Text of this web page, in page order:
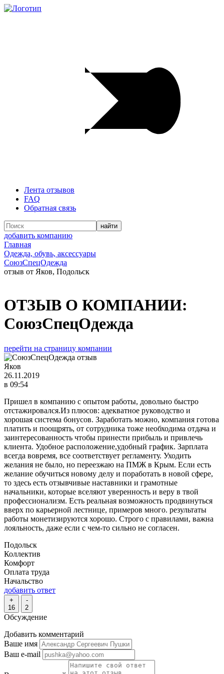
Лента отзывов
FAQ
Обратная связь
добавить компанию
Главная
Одежда, обувь, аксессуары
СоюзСпецОдежда
отзыв от Яков, Подольск
ОТЗЫВ О КОМПАНИИ:
СоюзСпецОдежда
перейти на страницу компании
Яков
26.11.2019
в 09:54
Пришел в компанию с опытом работы, довольно быстро
отстажировался.Из плюсов: адекватное руководство и
хорошая система бонусов. Заработать можно, компания готова
платить и поощрять, от сотрудника тоже необходима отдача и
заинтересованность чтобы принести прибыль и привлечь
клиента. Удобное расположение,удобный график. Зарплата
всегда вовремя, все соответствует регламенту. Уходить
желания не было, но переезжаю на ПМЖ в Крым. Если есть
желание обучиться новому делу и поработать в новой сфере,
то здесь есть отзывчивые наставники и грамотные
начальники, которые вселяют уверенность и веру в твой
профессионализм. Есть реальная возможность продвинуться
вверх по карьерной лестнице, примеров много. результаты
работы монетизируются хорошо. Строго с правилами, важна
лояльность, даже если с чем-то сильно не согласен.
Подольск
Коллектив
Комфорт
Оплата труда
Начальство
добавить ответ
+
16
-
2
Обсуждение
Добавить комментарий
Ваше имя
Ваш e-mail